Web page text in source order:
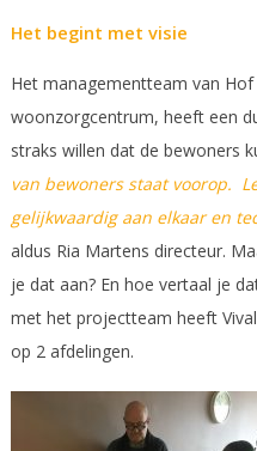
Het begint met visie
Het managementteam van
woonzorgcentrum, heeft een
straks willen dat de bewoners
van bewoners staat voorop.
gelijkwaardig aan elkaar en
aldus Ria Martens directeur.
je dat aan? En hoe vertaal je
met het projectteam heeft
op 2 afdelingen.